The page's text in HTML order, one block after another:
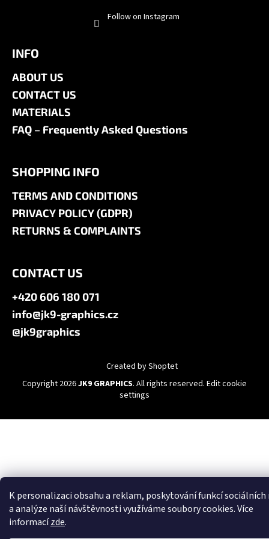
K personalizaci obsahu a reklam, poskytování funkcí sociálních
a analýze naší návštěvnosti využíváme soubory cookies. Více
informacízde.
Follow on Instagram
INFO
ABOUT US
CONTACT US
MATERIALS
FAQ – Frequently Asked Questions
SHOPPING INFO
TERMS AND CONDITIONS
PRIVACY POLICY (GDPR)
RETURNS & COMPLAINTS
CONTACT US
+420 606 180 071
info@jk9-graphics.cz
@jk9graphics
Created by Shoptet
Copyright 2026JK9 GRAPHICS. All rights reserved. Edit cookie
settings